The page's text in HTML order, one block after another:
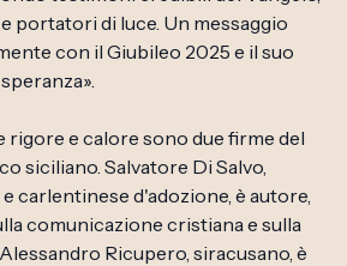
portatori di luce. Un messaggio
con il Giubileo 2025 e il suo
rigore e calore sono due firme del
siciliano. Salvatore Di Salvo,
carlentinese d'adozione, è autore,
comunicazione cristiana e sulla
Ricupero, siracusano, è